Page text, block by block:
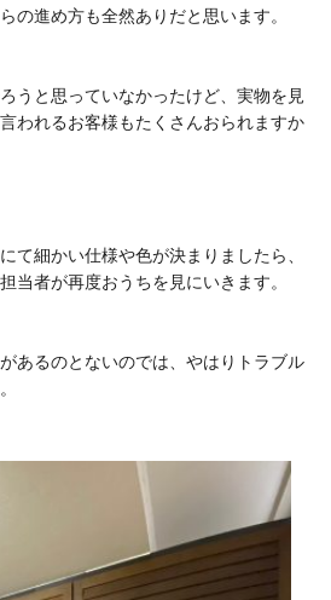
の進め方も全然ありだと思います。
うと思っていなかったけど、実物を見
われるお客様もたくさんおられますか
て細かい仕様や色が決まりましたら、
当者が再度おうちを見にいきます。
あるのとないのでは、やはりトラブル